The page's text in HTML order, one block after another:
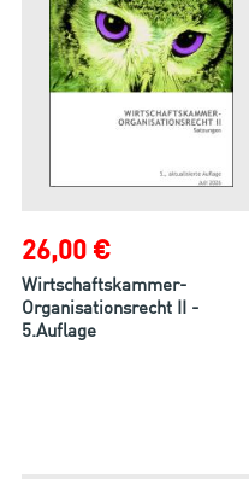
26,00 €
Wirtschaftskammer-
Organisationsrecht II -
5.Auflage